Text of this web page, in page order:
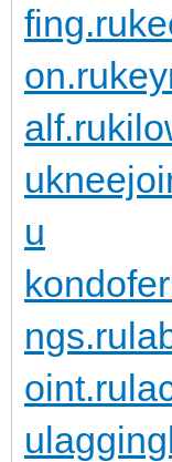
fing.ru
on.ru
alf.ru
u
u
ngs.ru
oint.ru
u